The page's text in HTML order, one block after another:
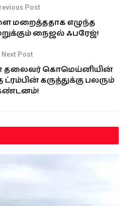
Post
மறைத்ததாக எழுந்த
நைஜல் ஃபரேஜ்!
Next Post
தலைவர் கொமெய்னியின்
ட்ரம்பின் கருத்துக்கு பலரும்